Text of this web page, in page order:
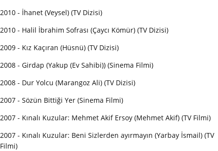
2010 - İhanet (Veysel) (TV Dizisi)
2010 - Halil İbrahim Sofrası (Çaycı Kömür) (TV Dizisi)
2009 - Kız Kaçıran (Hüsnü) (TV Dizisi)
2008 - Girdap (Yakup (Ev Sahibi)) (Sinema Filmi)
2008 - Dur Yolcu (Marangoz Ali) (TV Dizisi)
2007 - Sözün Bittiği Yer (Sinema Filmi)
2007 - Kınalı Kuzular: Mehmet Akif Ersoy (Mehmet Akif) (TV Filmi)
2007 - Kınalı Kuzular: Beni Sizlerden ayırmayın (Yarbay İsmail) (TV
Filmi)